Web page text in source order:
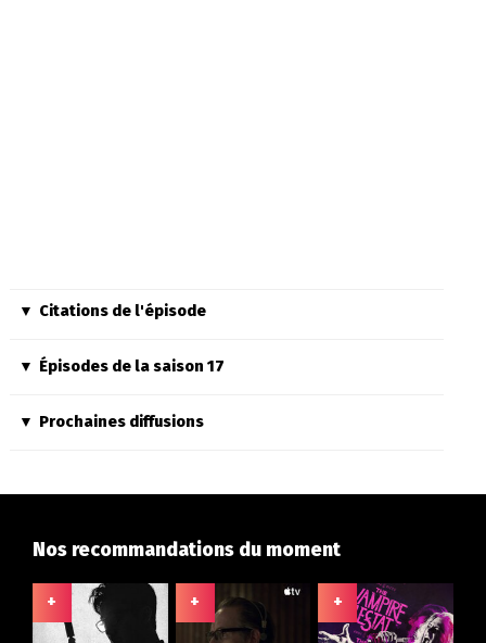
Citations de l'épisode
Épisodes de la saison 17
Prochaines diffusions
Nos recommandations du moment
+ + +